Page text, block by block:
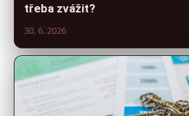
třeba zvážit?
30. 6. 2026